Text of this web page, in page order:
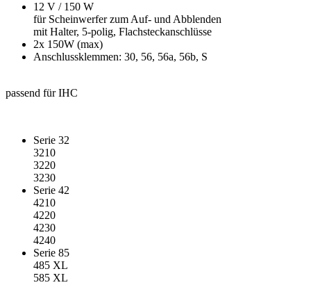
12 V / 150 W
für Scheinwerfer zum Auf- und Abblenden
mit Halter, 5-polig, Flachsteckanschlüsse
2x 150W (max)
Anschlussklemmen: 30, 56, 56a, 56b, S
passend für IHC
Serie 32
3210
3220
3230
Serie 42
4210
4220
4230
4240
Serie 85
485 XL
585 XL